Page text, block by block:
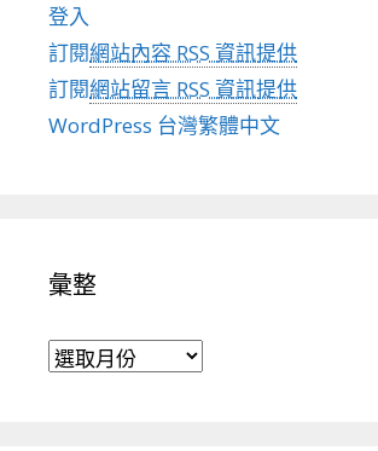
登入
訂閱網站內容 RSS 資訊提供
訂閱網站留言 RSS 資訊提供
WordPress 台灣繁體中文
彙整
彙整